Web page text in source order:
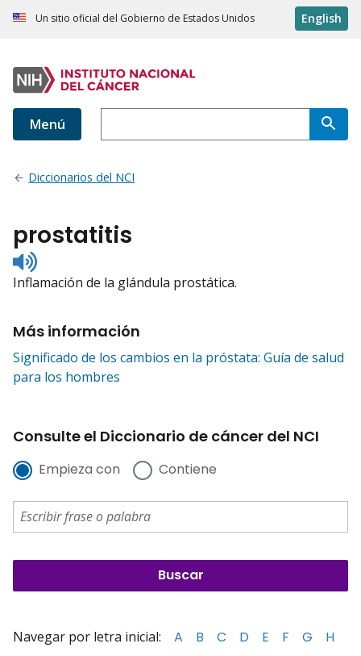
Un sitio oficial del Gobierno de Estados Unidos English
Menú
Diccionarios del NCI
prostatitis
Listen
to
pronunciation
Inflamación de la glándula prostática.
Más información
Significado de los cambios en la próstata: Guía de salud
para los hombres
Consulte el Diccionario de cáncer del NCI
Empieza con Contiene
Navegar por letra inicial: A B C D E F G
H